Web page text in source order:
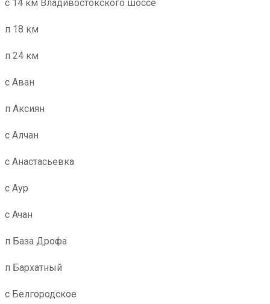
с 14 км Владивостокского шоссе
п 18 км
п 24 км
с Аван
п Аксиян
с Алчан
с Анастасьевка
с Аур
с Ачан
п База Дрофа
п Бархатный
с Белгородское